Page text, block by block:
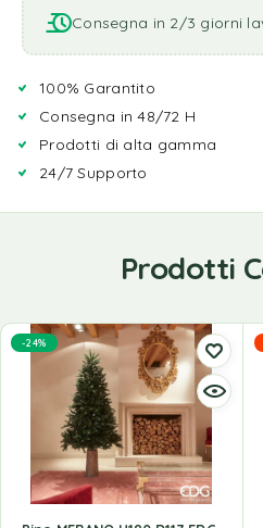
Consegna in 2/3 giorni
100% Garantito
Consegna in 48/72 H
Prodotti di alta gamma
24/7 Supporto
Prodotti
-24%